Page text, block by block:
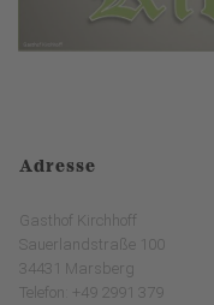
Adresse
Gasthof Kirchhoff
Sauerlandstraße 100
34431 Marsberg
Telefon: +49 2991 379